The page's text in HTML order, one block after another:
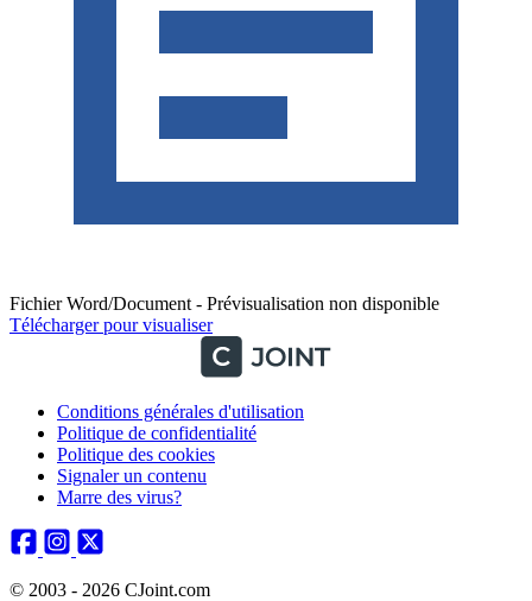
Fichier Word/Document - Prévisualisation non disponible
Télécharger pour visualiser
Conditions générales d'utilisation
Politique de confidentialité
Politique des cookies
Signaler un contenu
Marre des virus?
© 2003 - 2026 CJoint.com